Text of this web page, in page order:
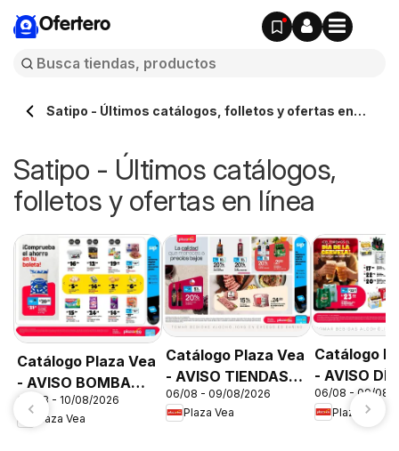
Ofertero
Satipo - Últimos catálogos, folletos y ofertas en
Satipo - Últimos catálogos,
folletos y ofertas en línea
Catálogo Plaza Vea
- AVISO BOMBA
FDS1
06/08 - 10/08/2026
Plaza Vea
Catálogo Plaza Vea
- AVISO TIENDAS
SELECCIONADAS 1
06/08 - 09/08/2026
Plaza Vea
Catálogo
- AVISO
CERVEZA
06/08 - 09/08/
Plaza Vea